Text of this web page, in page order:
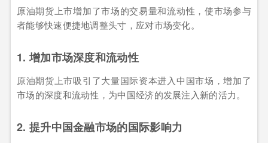
原油期货上市增加了市场的交易量和流动性，使市场参与
者能够快速便捷地调整头寸，应对市场变化。
1. 增加市场深度和流动性
原油期货上市吸引了大量国际资本进入中国市场，增加了
市场的深度和流动性，为中国经济的发展注入新的活力。
2. 提升中国金融市场的国际影响力